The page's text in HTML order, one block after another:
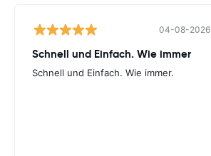
04-08-2026
Schnell und Einfach. Wie immer
Schnell und Einfach. Wie immer.